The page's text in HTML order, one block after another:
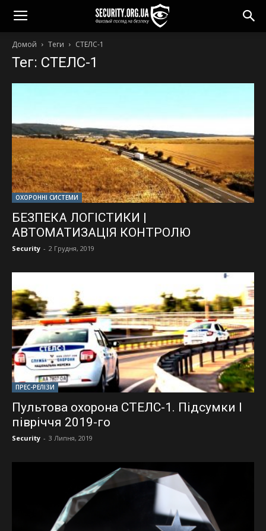
Домой Теги СТЕЛС-1
Тег: СТЕЛС-1
ОХОРОННІ СИСТЕМИ
БЕЗПЕКА ЛОГІСТИКИ |
АВТОМАТИЗАЦІЯ КОНТРОЛЮ
Security - 2 Грудня, 2019
ПРЕС-РЕЛІЗИ
Пультова охорона СТЕЛС-1. Підсумки I
півріччя 2019-го
Security - 3 Липня, 2019